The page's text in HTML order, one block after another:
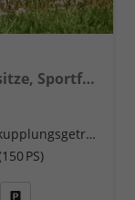
R-Line 17" Alu "Coventry", Sportsitze, Sportfahrwerk, Abgedunkelte Scheiben, Adaptiver Tempomat ACC, Digital Cockpit Pro, LED-Scheinwerfer, Radio2Discover 12,9" + App-Connect, Parksensoren vo/hi, Rückfahrkamera, Climatronic uvm.
Doppelkupplungsgetriebe (DSG)
PS)